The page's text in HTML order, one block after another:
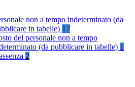
non a tempo indeterminato (da
in tabelle) 17
del personale non a tempo
(da pubblicare in tabelle) 1
2